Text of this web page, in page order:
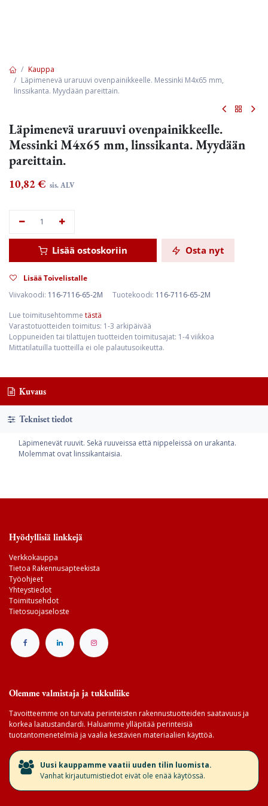
Kauppa
Läpimenevä uraruuvi ovenpainikkeelle. Messinki M4x65 mm,
linssikanta. Myydään pareittain.
Läpimenevä uraruuvi ovenpainikkeelle.
Messinki M4x65 mm, linssikanta. Myydään
pareittain.
10,82€ sis. ALV
Lisää ostoskoriin Osta nyt
Lisää Toivelistalle
Viivakoodi: 116-7116-65-2M Tuotekoodi: 116-7116-65-2M
Lue toimitusehtomme tästä
Varastotuotteiden toimitus: 1-3 arkipäivää
Loppuneiden tai tilattujen tuotteiden toimitusajat: 1-4 viikkoa
Mittatilatuilla tuotteilla ei ole palautusoikeutta.
Kuvaus
Tekniset tiedot
Läpimenevät ruuvit. Sekä ruuveissa että nippeleissä on urakanta.
Molemmat ovat linssikantaisia.
Hyödyllisiä linkkejä
Verkkokauppa
Tietoa Rakennusapteekista
Työohjeet
Yhteystiedot
Toimitusehdot
Tietosuojaseloste
Olemme valmistaja ja tukkuliike
Tavoitteemme on turvata perinteisten rakennustuotteiden saatavuus ja
korkea laatustandardi. Haluamme ylläpitää perinteisiä
tuotantomenetelmiä ja vaalia kestävien materiaalien käyttöä.
​Uusi kauppamme vaatii uuden tilin luomista.
Vanhat kirjautumistiedot eivät ole enää käytössä.